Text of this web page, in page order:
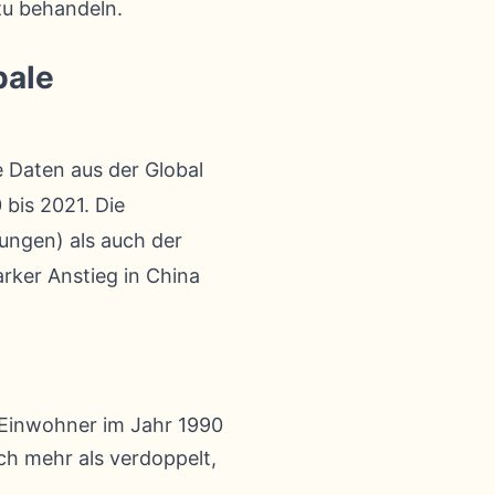
behandeln.
aus der Global
2021. Die
als auch der
Anstieg in China
im Jahr 1990
mehr als verdoppelt,